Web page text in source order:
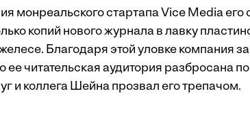
монреальского стартапа Vice Media его
копий нового журнала в лавку
Благодаря этой уловке компания
ее читательская аудитория разбросана
и коллега Шейна прозвал его трепачом.